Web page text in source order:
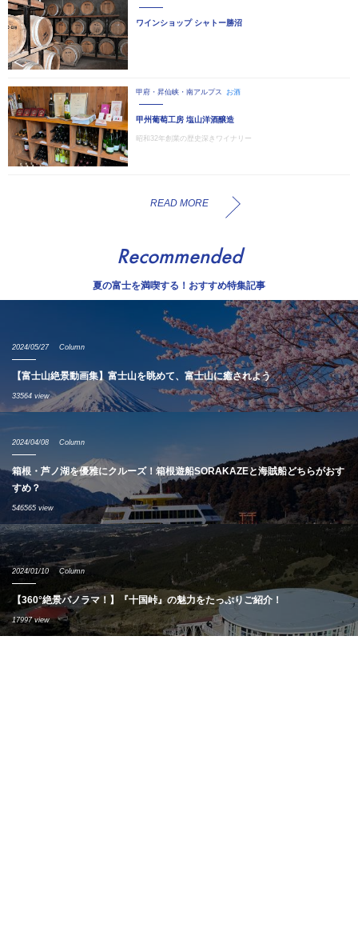
ワインショップ シャトー勝沼
甲府・昇仙峡・南アルプス お酒
甲州葡萄工房 塩山洋酒醸造
昭和32年創業の歴史深きワイナリー
READ MORE
Recommended
夏の富士を満喫する！おすすめ特集記事
2024/05/27 Column
【富士山絶景動画集】富士山を眺めて、富士山に癒されよう
33564 view
2024/04/08 Column
箱根・芦ノ湖を優雅にクルーズ！箱根遊船SORAKAZEと海賊船どちらがおす
すめ？
546565 view
2024/01/10 Column
【360°絶景パノラマ！】『十国峠』の魅力をたっぷりご紹介！
17997 view